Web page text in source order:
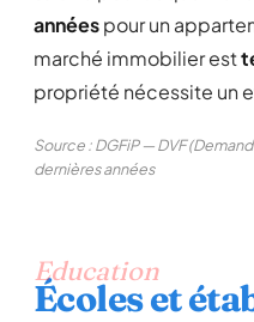
annéespour un
marché immobilier est
propriété nécessite un
Source : DGFiP — DVF
dernières années
Education
Écoles et